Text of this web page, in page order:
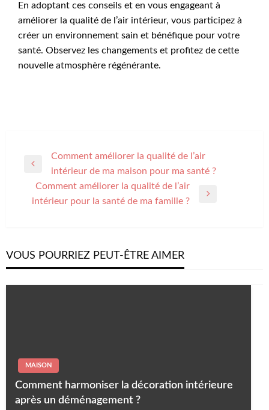
En adoptant ces conseils et en vous engageant à
améliorer la qualité de l’air intérieur, vous participez à
créer un environnement sain et bénéfique pour votre
santé. Observez les changements et profitez de cette
nouvelle atmosphère régénérante.
Navigation
l’article
Previous
Post
Comment améliorer la qualité de l’air
intérieur de ma maison pour ma santé ?
Next
Comment améliorer la qualité de l’air
intérieur pour la santé de ma famille ?
VOUS POURRIEZ PEUT-ÊTRE AIMER
MAISON
Comment harmoniser la décoration intérieure
après un déménagement ?